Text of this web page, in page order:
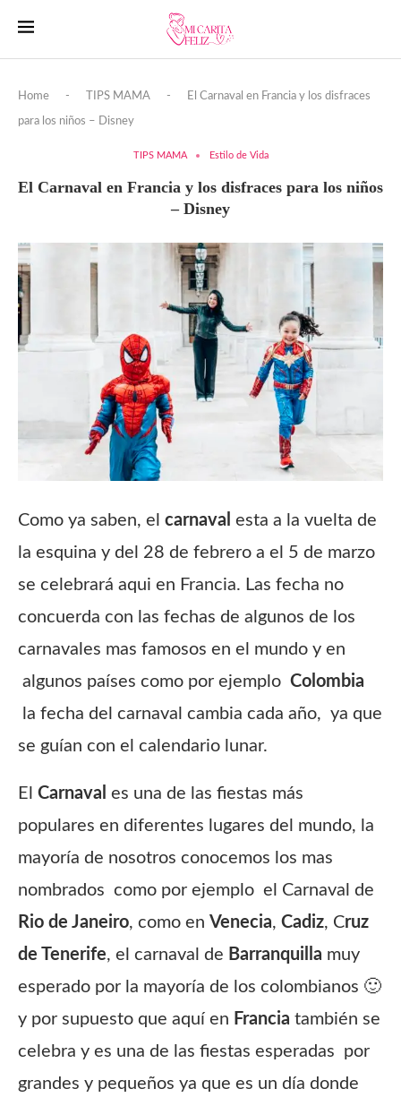
Home - TIPS MAMA - El Carnaval en Francia y los disfraces
para los niños – Disney
TIPS MAMA Estilo de Vida
El Carnaval en Francia y los disfraces para los niños
– Disney
Como ya saben, el carnaval esta a la vuelta de
la esquina y del 28 de febrero a el 5 de marzo
se celebrará aqui en Francia. Las fecha no
concuerda con las fechas de algunos de los
carnavales mas famosos en el mundo y en
algunos países como por ejemplo Colombia
la fecha del carnaval cambia cada año, ya que
se guían con el calendario lunar.
El Carnaval es una de las fiestas más
populares en diferentes lugares del mundo, la
mayoría de nosotros conocemos los mas
nombrados como por ejemplo el Carnaval de
Rio de Janeiro, como en Venecia, Cadiz, Cruz
de Tenerife, el carnaval de Barranquilla muy
esperado por la mayoría de los colombianos 🙂
y por supuesto que aquí en Francia también se
celebra y es una de las fiestas esperadas por
grandes y pequeños ya que es un día donde